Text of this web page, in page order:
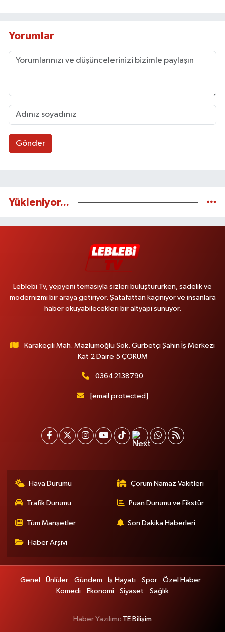
Yorumlar
Gönder
Yükleniyor...
Leblebi Tv, yepyeni temasıyla sizleri buluştururken, sadelik ve
modernizmi bir araya getiriyor. Şatafattan kaçınıyor ve insanlara
haber okuyabilecekleri bir altyapı sunuyor.
Karakeçili Mah. Mazlumoğlu Sok. Gurbetçi Şahin İş Merkezi
Kat 2 Daire 5 ÇORUM
03642138790
[email protected]
Hava Durumu Çorum Namaz Vakitleri
Trafik Durumu Puan Durumu ve Fikstür
Tüm Manşetler Son Dakika Haberleri
Haber Arşivi
Genel Ünlüler Gündem İş Hayatı Spor
Özel Haber
Komedi
Ekonomi Siyaset Sağlık
Haber Yazılımı: TE Bilişim